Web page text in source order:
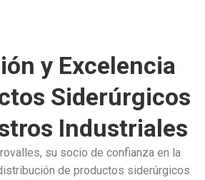
y Excelencia
Siderúrgicos
Industriales
su socio de confianza en la
de productos siderúrgicos